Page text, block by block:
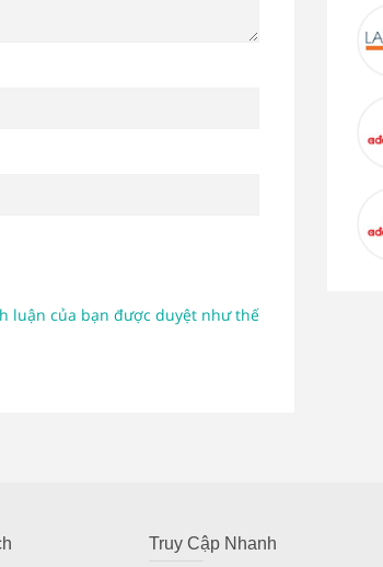
luận của bạn được duyệt như thế
Truy Cập Nhanh